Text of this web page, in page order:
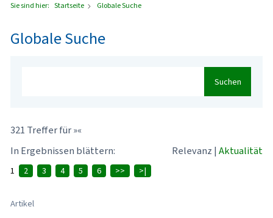
Sie sind hier: Startseite Globale Suche
Globale Suche
Suchen
321 Treffer für »«
In Ergebnissen blättern:
Relevanz | Aktualität
1 2 3 4 5 6 >> >|
Artikel